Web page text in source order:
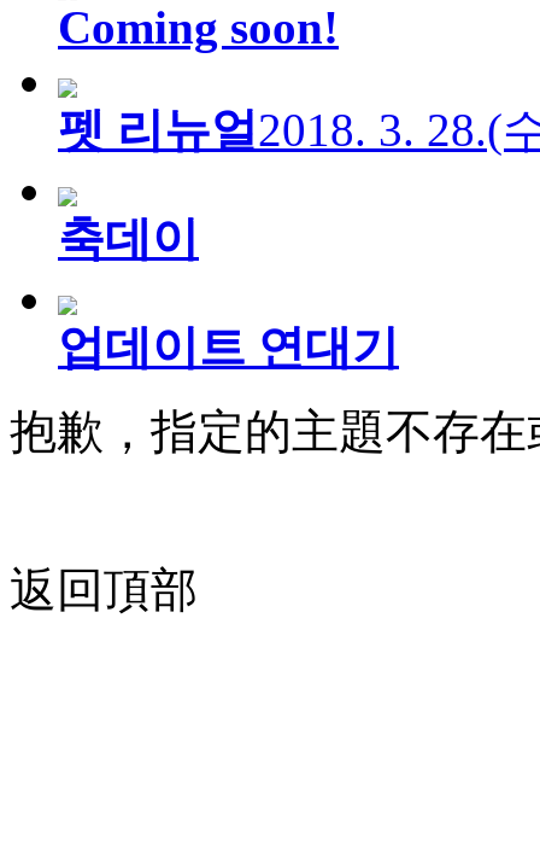
Coming soon!
펫 리뉴얼2018. 3. 28.(
축데이
업데이트 연대기
抱歉，指定的主題不存
返回頂部